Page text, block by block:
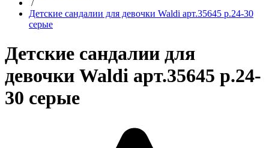
/
Детские сандалии для девочки Waldi арт.35645 р.24-30
серые
Детские сандалии для
девочки Waldi арт.35645 р.24-
30 серые